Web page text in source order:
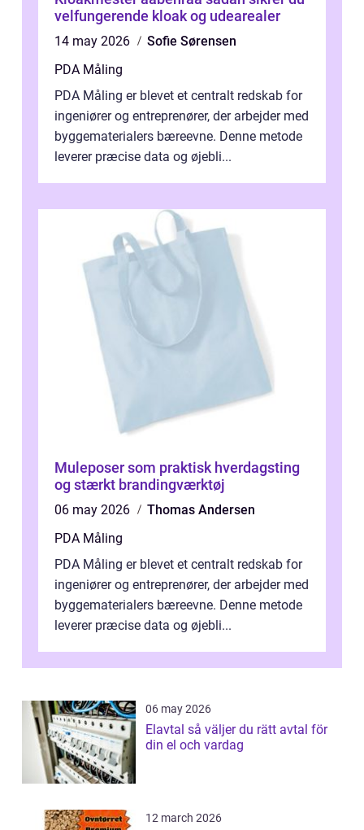
velfungerende kloak og udearealer
14 may 2026
Sofie Sørensen
PDA Måling
PDA Måling er blevet et centralt redskab for
ingeniører og entreprenører, der arbejder med
byggematerialers bæreevne. Denne metode
leverer præcise data og øjebli...
Muleposer som praktisk hverdagsting
og stærkt brandingværktøj
06 may 2026
Thomas Andersen
PDA Måling
PDA Måling er blevet et centralt redskab for
ingeniører og entreprenører, der arbejder med
byggematerialers bæreevne. Denne metode
leverer præcise data og øjebli...
06 may 2026
Elavtal så väljer du rätt avtal för
din el och vardag
12 march 2026